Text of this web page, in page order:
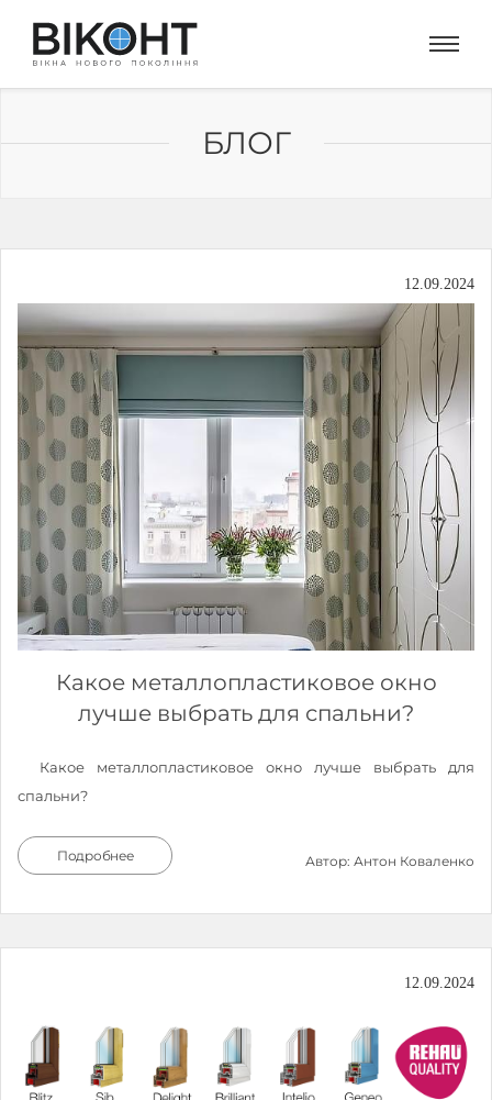
БЛОГ
12.09.2024
Какое металлопластиковое окно
лучше выбрать для спальни?
Какое металлопластиковое окно лучше выбрать для
спальни?
Подробнее Автор: Антон Коваленко
12.09.2024